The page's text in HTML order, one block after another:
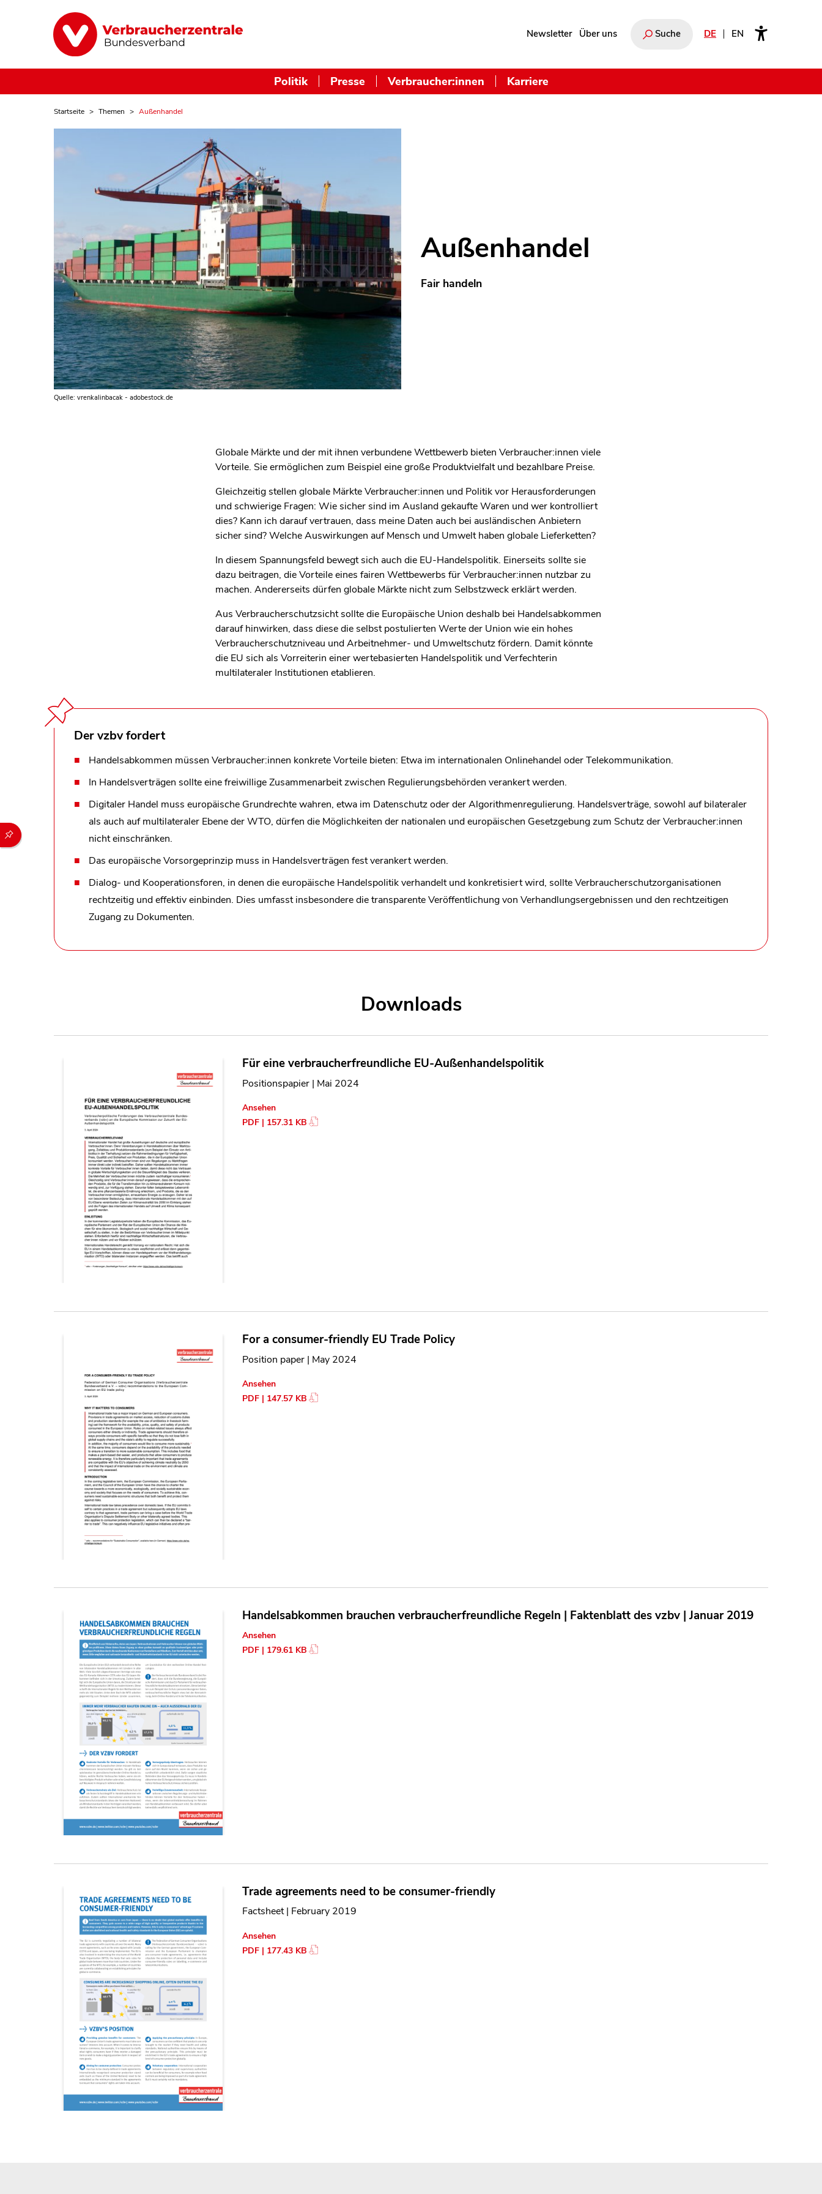
Newsletter Über uns Suche DE EN
Politik Presse Verbraucher:innen Karriere
Durch die folgenden Buttons können Sie direkt auf einen speziellen Bereich des Inhaltes springen
Startseite Themen Außenhandel
Quelle: vrenkalinbacak - adobestock.de
Außenhandel
Fair handeln
Globale Märkte und der mit ihnen verbundene Wettbewerb bieten Verbraucher:innen viele
Vorteile. Sie ermöglichen zum Beispiel eine große Produktvielfalt und bezahlbare Preise.
Gleichzeitig stellen globale Märkte Verbraucher:innen und Politik vor Herausforderungen
und schwierige Fragen: Wie sicher sind im Ausland gekaufte Waren und wer kontrolliert
dies? Kann ich darauf vertrauen, dass meine Daten auch bei ausländischen Anbietern
sicher sind? Welche Auswirkungen auf Mensch und Umwelt haben globale Lieferketten?
In diesem Spannungsfeld bewegt sich auch die EU-Handelspolitik. Einerseits sollte sie
dazu beitragen, die Vorteile eines fairen Wettbewerbs für Verbraucher:innen nutzbar zu
machen. Andererseits dürfen globale Märkte nicht zum Selbstzweck erklärt werden.
Aus Verbraucherschutzsicht sollte die Europäische Union deshalb bei Handelsabkommen
darauf hinwirken, dass diese die selbst postulierten Werte der Union wie ein hohes
Verbraucherschutzniveau und Arbeitnehmer- und Umweltschutz fördern. Damit könnte
die EU sich als Vorreiterin einer wertebasierten Handelspolitik und Verfechterin
multilateraler Institutionen etablieren.
Der vzbv fordert
Handelsabkommen müssen Verbraucher:innen konkrete Vorteile bieten: Etwa im internationalen Onlinehandel oder Telekommunikation.
In Handelsverträgen sollte eine freiwillige Zusammenarbeit zwischen Regulierungsbehörden verankert werden.
Digitaler Handel muss europäische Grundrechte wahren, etwa im Datenschutz oder der Algorithmenregulierung. Handelsverträge, sowohl auf bilateraler
als auch auf multilateraler Ebene der WTO, dürfen die Möglichkeiten der nationalen und europäischen Gesetzgebung zum Schutz der Verbraucher:innen
nicht einschränken.
Das europäische Vorsorgeprinzip muss in Handelsverträgen fest verankert werden.
Dialog- und Kooperationsforen, in denen die europäische Handelspolitik verhandelt und konkretisiert wird, sollte Verbraucherschutzorganisationen
rechtzeitig und effektiv einbinden. Dies umfasst insbesondere die transparente Veröffentlichung von Verhandlungsergebnissen und den rechtzeitigen
Zugang zu Dokumenten.
Downloads
Für eine verbraucherfreundliche EU-Außenhandelspolitik
Positionspapier | Mai 2024
Ansehen
PDF | 157.31 KB
For a consumer-friendly EU Trade Policy
Position paper | May 2024
Ansehen
PDF | 147.57 KB
Handelsabkommen brauchen verbraucherfreundliche Regeln | Faktenblatt des vzbv | Januar 2019
Ansehen
PDF | 179.61 KB
Trade agreements need to be consumer-friendly
Factsheet | February 2019
Ansehen
PDF | 177.43 KB